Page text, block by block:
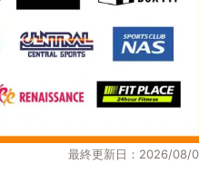
最終更新日：2026/08/